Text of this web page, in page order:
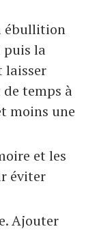
ébullition
puis la
laisser
temps à
moins une
et les
éviter
Ajouter